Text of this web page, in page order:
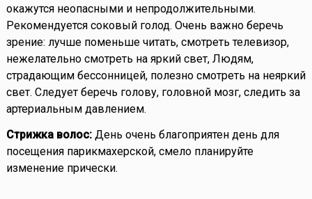
окажутся неопасными и непродолжительными.
Рекомендуется соковый голод. Очень важно беречь
зрение: лучше поменьше читать, смотреть телевизор,
нежелательно смотреть на яркий свет, Людям,
страдающим бессонницей, полезно смотреть на неяркий
свет. Следует беречь голову, головной мозг, следить за
артериальным давлением.
Стрижка волос:День очень благоприятен день для
посещения парикмахерской, смело планируйте
изменение прически.